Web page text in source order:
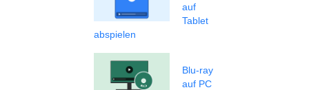
auf
Tablet
abspielen
Blu-ray
auf PC